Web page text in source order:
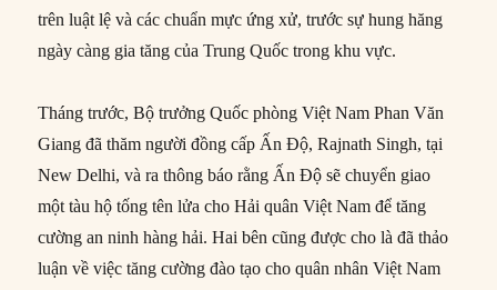
trên luật lệ và các chuẩn mực ứng xử, trước sự hung hăng
ngày càng gia tăng của Trung Quốc trong khu vực.
Tháng trước, Bộ trưởng Quốc phòng Việt Nam Phan Văn
Giang đã thăm người đồng cấp Ấn Độ, Rajnath Singh, tại
New Delhi, và ra thông báo rằng Ấn Độ sẽ chuyển giao
một tàu hộ tống tên lửa cho Hải quân Việt Nam để tăng
cường an ninh hàng hải. Hai bên cũng được cho là đã thảo
luận về việc tăng cường đào tạo cho quân nhân Việt Nam